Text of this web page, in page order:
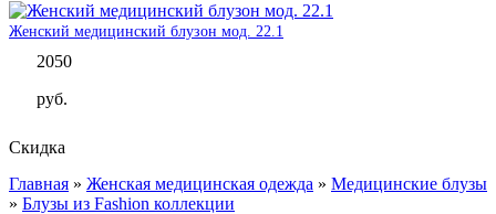
Женский медицинский блузон мод. 22.1
2050
руб.
Скидка
Вы здесь
Главная » Женская медицинская одежда » Медицинские блузы
» Блузы из Fashion коллекции